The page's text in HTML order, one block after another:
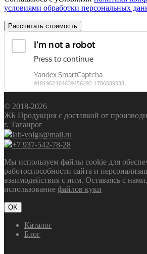
условиями обработки персональных
Рассчитать стоимость
© 2018-2026
ЖБ Продукция с доставкой от
г. Таганрог
lab-volga@mail.ru
+7 937-542-78-28
Мы используем файлы cookie для
работоспособности сайта и
взаимодействия с ним. Оставаясь с
использование файлов куки
OK
Каталог
Блог